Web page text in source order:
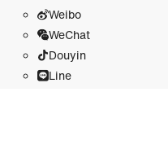
Weibo
WeChat
Douyin
Line